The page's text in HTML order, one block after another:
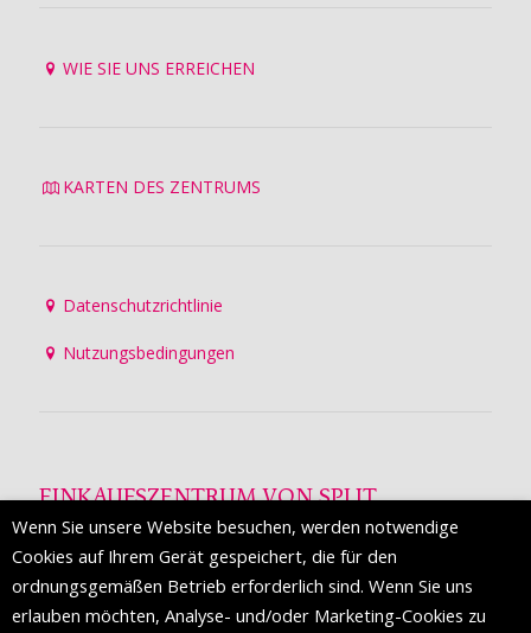
WIE SIE UNS ERREICHEN
KARTEN DES ZENTRUMS
Datenschutzrichtlinie
Nutzungsbedingungen
EINKAUFSZENTRUM VON SPLIT
Die Mall of Split
ist ein prestigeträchtiges Einkaufsziel mit
etwa 200 Einzelhandelsmarken und einer Reihe von
Weltmodemarken, die zum ersten Mal in Split erscheinen.
Wenn Sie unsere Website besuchen, werden notwendige
Cookies auf Ihrem Gerät gespeichert, die für den
ordnungsgemäßen Betrieb erforderlich sind. Wenn Sie uns
erlauben möchten, Analyse- und/oder Marketing-Cookies zu